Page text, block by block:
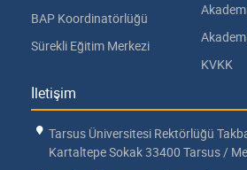
BAP Koordinatörlüğü
Sürekli Eğitim Merkezi
KVKK
İletişim
Tarsus Üniversitesi Rektörlüğü
Kartaltepe Sokak 33400 Tarsus /